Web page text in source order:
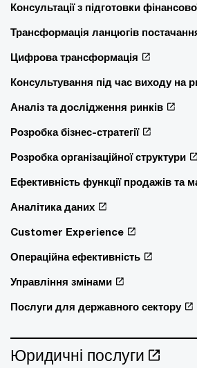
Консультації з підготовки
Трансформація ланцюгів
Цифрова трансформація
Консультування під час виходу на
Аналіз та дослідження ринків
Розробка бізнес-стратегії
Розробка організаційної структури
Ефективність функції продажів та
Аналітика даних
Customer Experience
Операційна ефективність
Управління змінами
Послуги для державного сектору
Юридичні послуги